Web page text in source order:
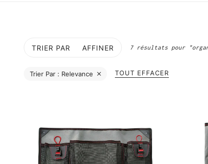
TRIER PAR AFFINER 7 résultats pour
Trier Par : Relevance TOUT EFFACER